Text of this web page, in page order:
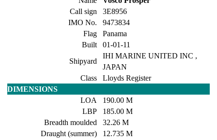
Call sign
3E8956
IMO No.
9473834
Flag
Panama
Built
01-01-11
Shipyard
IHI MARINE UNITED INC ,
JAPAN
Class
Lloyds Register
DIMENSIONS
LOA
190.00 M
LBP
185.00 M
Breadth moulded
32.26 M
Draught (summer)
12.735 M